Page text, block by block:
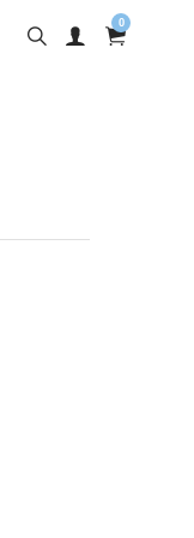
0